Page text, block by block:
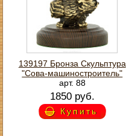
139197 Бронза Скульптура
"Сова-машиностроитель"
арт. 88
1850 руб.
Купить